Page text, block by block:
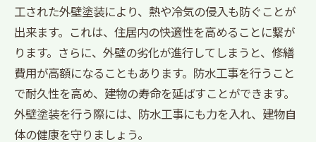
工された外壁塗装により、熱や冷気の侵入も防ぐことが
出来ます。これは、住居内の快適性を高めることに繋が
ります。さらに、外壁の劣化が進行してしまうと、修繕
費用が高額になることもあります。防水工事を行うこと
で耐久性を高め、建物の寿命を延ばすことができます。
外壁塗装を行う際には、防水工事にも力を入れ、建物自
体の健康を守りましょう。